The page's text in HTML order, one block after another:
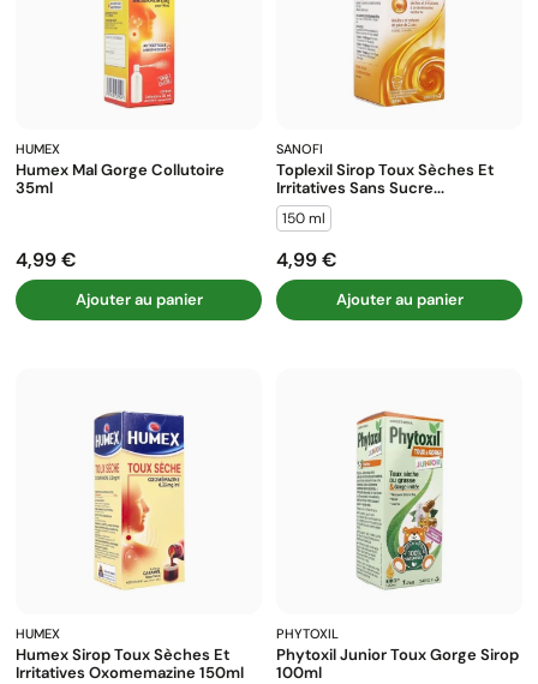
HUMEX
Humex Mal Gorge Collutoire
35ml
Prix
4,99 €
Ajouter au panier
SANOFI
Toplexil Sirop Toux Sèches Et
Irritatives Sans Sucre...
150 ml
Prix
4,99 €
Ajouter au panier
HUMEX
Humex Sirop Toux Sèches Et
Irritatives Oxomemazine 150ml
PHYTOXIL
Phytoxil Junior Toux Gorge Sirop
100ml